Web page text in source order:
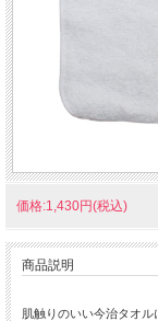
価格:1,430円(税込)
商品説明
肌触りのいい今治タオル